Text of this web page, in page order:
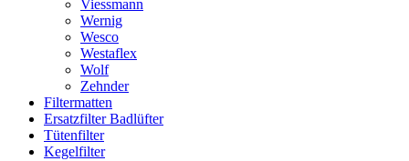
Viessmann
Wernig
Wesco
Westaflex
Wolf
Zehnder
Filtermatten
Ersatzfilter Badlüfter
Tütenfilter
Kegelfilter